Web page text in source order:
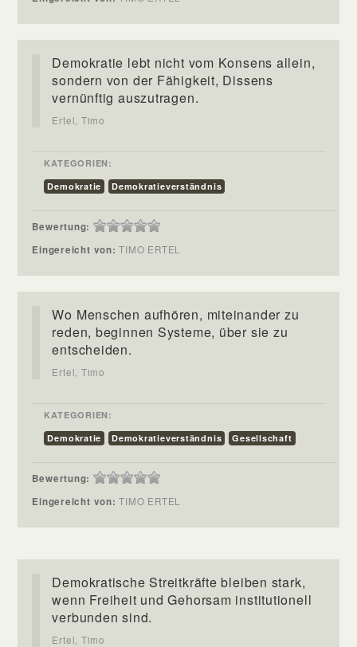
Demokratie lebt nicht vom Konsens allein,
sondern von der Fähigkeit, Dissens
vernünftig auszutragen.
Ertel, Timo
KATEGORIEN:
Demokratie
Demokratieverständnis
Bewertung:
Eingereicht von:TIMO ERTEL
Wo Menschen aufhören, miteinander zu
reden, beginnen Systeme, über sie zu
entscheiden.
Ertel, Timo
KATEGORIEN:
Demokratie
Demokratieverständnis Gesellschaft
Bewertung:
Eingereicht von:TIMO ERTEL
Demokratische Streitkräfte bleiben stark,
wenn Freiheit und Gehorsam institutionell
verbunden sind.
Ertel, Timo